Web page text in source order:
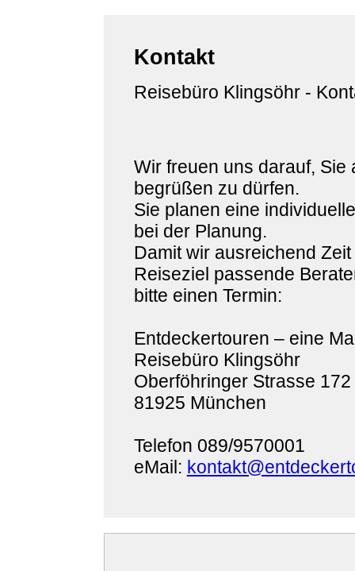
Kontakt
Reisebüro Klingsöhr -
Wir freuen uns darauf,
begrüßen zu dürfen.
Sie planen eine
bei der Planung.
Damit wir ausreichend
Reiseziel passende
bitte einen Termin:
Entdeckertouren – eine
Reisebüro Klingsöhr
Oberföhringer Strasse 172
81925 München
Telefon 089/9570001
eMail: